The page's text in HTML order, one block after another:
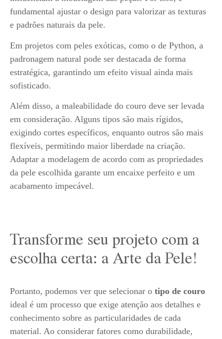
fundamental ajustar o design para valorizar as texturas
e padrões naturais da pele.
Em projetos com peles exóticas, como o de Python, a
padronagem natural pode ser destacada de forma
estratégica, garantindo um efeito visual ainda mais
sofisticado.
Além disso, a maleabilidade do couro deve ser levada
em consideração. Alguns tipos são mais rígidos,
exigindo cortes específicos, enquanto outros são mais
flexíveis, permitindo maior liberdade na criação.
Adaptar a modelagem de acordo com as propriedades
da pele escolhida garante um encaixe perfeito e um
acabamento impecável.
Transforme seu projeto com a
escolha certa: a Arte da Pele!
Portanto, podemos ver que selecionar o tipo de couro
ideal é um processo que exige atenção aos detalhes e
conhecimento sobre as particularidades de cada
material. Ao considerar fatores como durabilidade,